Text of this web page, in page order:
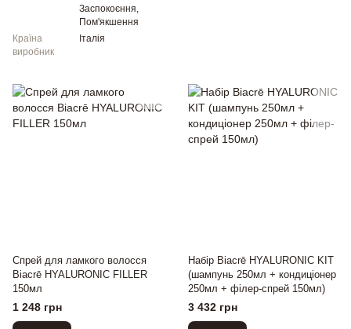
Заспокоєння,
Пом'якшення
Країна
виробник
Італія
Спрей для ламкого волосся
Biacrē HYALURONIC FILLER
150мл
1 248 грн
Набір Biacrē HYALURONIC KIT
(шампунь 250мл + кондиціонер
250мл + філер-спрей 150мл)
3 432 грн